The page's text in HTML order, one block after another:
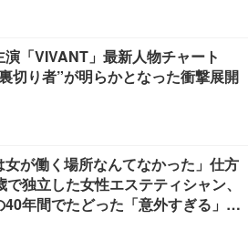
演「VIVANT」最新人物チャート
切り者”が明らかとなった衝撃展開
女が働く場所なんてなかった」仕方
で独立した女性エステティシャン、
40年間でたどった「意外すぎる」紆